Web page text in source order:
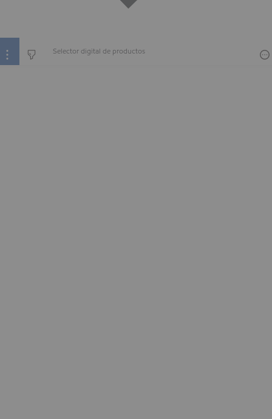
Selector digital de productos